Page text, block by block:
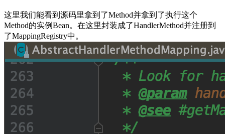
这里我们能看到源码里拿到了Method并拿到了执行这个
Method的实例Bean。在这里封装成了HandlerMethod并注册到
了MappingRegistry中。